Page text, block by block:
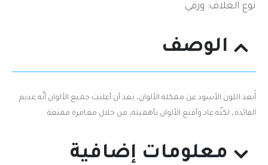
نوع الغلاف: ورقي
الوصف
أُبعد اللون الأسود عن ممكلة الألوان، بعد أن أعلنت جميع الألوان أنّه عديم
الفائدة،‮ ‬لكنّه عاد وأقنع الألوان بأهميته، من خلال مغامرة ممتعة‮.‬
معلومات إضافية